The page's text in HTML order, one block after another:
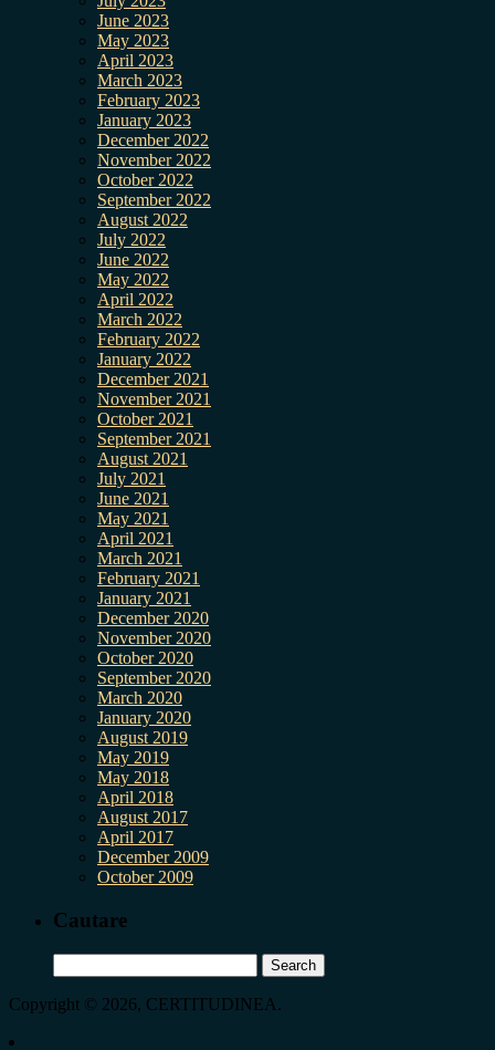
June 2023
May 2023
April 2023
March 2023
February 2023
January 2023
December 2022
November 2022
October 2022
September 2022
August 2022
July 2022
June 2022
May 2022
April 2022
March 2022
February 2022
January 2022
December 2021
November 2021
October 2021
September 2021
August 2021
July 2021
June 2021
May 2021
April 2021
March 2021
February 2021
January 2021
December 2020
November 2020
October 2020
September 2020
March 2020
January 2020
August 2019
May 2019
May 2018
April 2018
August 2017
April 2017
December 2009
October 2009
Cautare
for:
Copyright © 2026, CERTITUDINEA.